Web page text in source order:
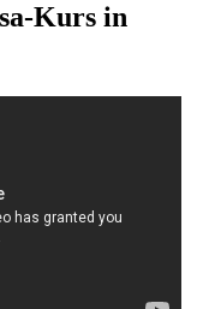
Kurs in